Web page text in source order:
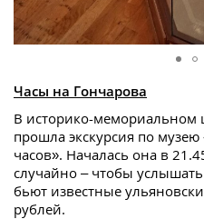
Часы на Гончарова
В историко-мемориальном
прошла экскурсия по
часов». Началась она в
случайно – чтобы
бьют известные
рублей.